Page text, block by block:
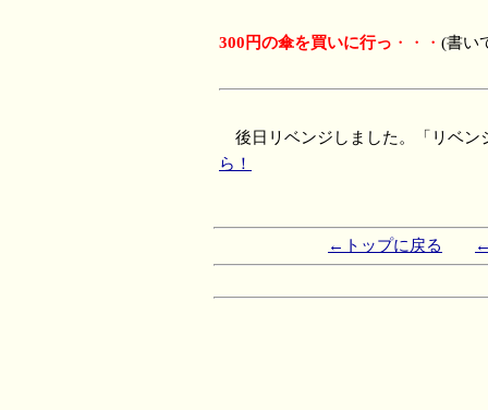
300円の傘を買いに行っ ・・・ (書い
後日リベンジしました。「リベン
ら！
←トップに戻る